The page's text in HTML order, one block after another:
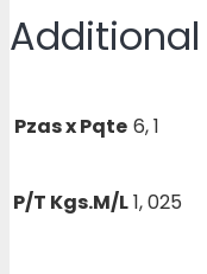
X
Pzas x Pqte 6, 1
P/T Kgs.M/L1, 025